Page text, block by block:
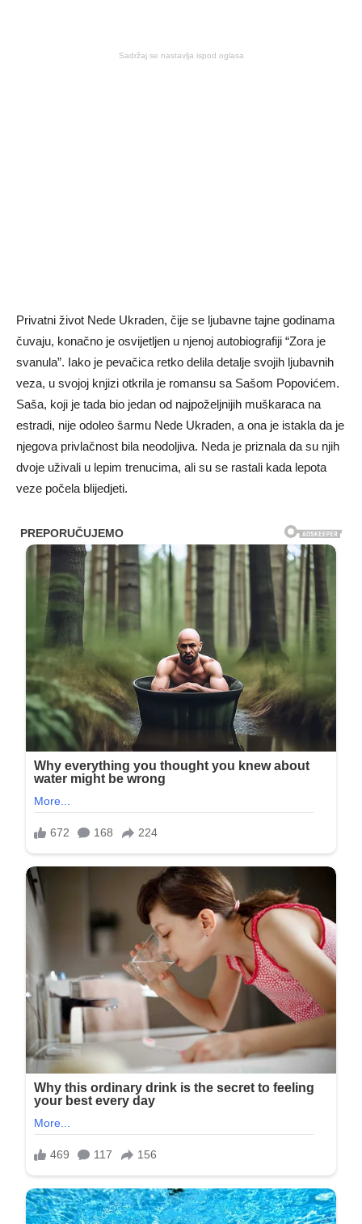
Sadržaj se nastavlja ispod oglasa
Privatni život Nede Ukraden, čije se ljubavne tajne godinama
čuvaju, konačno je osvijetljen u njenoj autobiografiji “Zora je
svanula”. Iako je pevačica retko delila detalje svojih ljubavnih
veza, u svojoj knjizi otkrila je romansu sa Sašom Popovićem.
Saša, koji je tada bio jedan od najpoželjnijih muškaraca na
estradi, nije odoleo šarmu Nede Ukraden, a ona je istakla da je
njegova privlačnost bila neodoljiva. Neda je priznala da su njih
dvoje uživali u lepim trenucima, ali su se rastali kada lepota
veze počela blijedjeti.